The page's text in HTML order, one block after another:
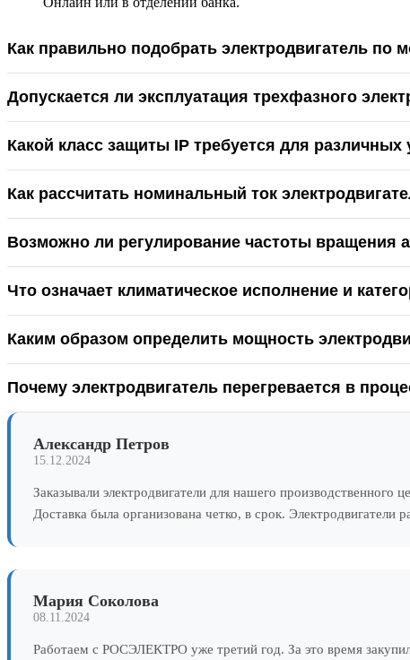
Как правильно подобрать электродвигатель по
Допускается ли эксплуатация трехфазного
Какой класс защиты IP требуется для различных
Как рассчитать номинальный ток
Возможно ли регулирование частоты вращения
Что означает климатическое исполнение и
Каким образом определить мощность
Почему электродвигатель перегревается в
Александр Петров
15.12.2024
Заказывали электродвигатели для нашего
Доставка была организована четко, в срок.
Мария Соколова
08.11.2024
Работаем с РОСЭЛЕКТРО уже третий год. За это время